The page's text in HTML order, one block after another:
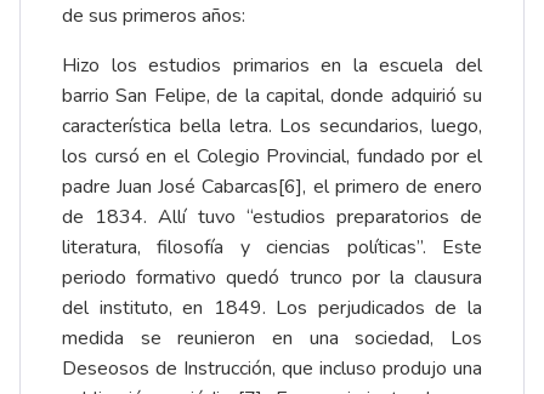
de sus primeros años:
Hizo los estudios primarios en la escuela del
barrio San Felipe, de la capital, donde adquirió su
característica bella letra. Los secundarios, luego,
los cursó en el Colegio Provincial, fundado por el
padre Juan José Cabarcas[6], el primero de enero
de 1834. Allí tuvo “estudios preparatorios de
literatura, filosofía y ciencias políticas”. Este
periodo formativo quedó trunco por la clausura
del instituto, en 1849. Los perjudicados de la
medida se reunieron en una sociedad, Los
Deseosos de Instrucción, que incluso produjo una